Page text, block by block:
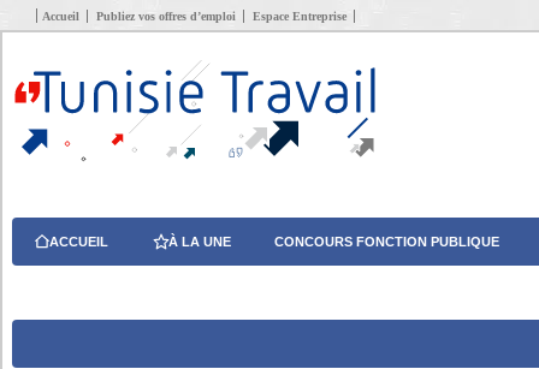
Accueil Publiez vos offres d’emploi Espace Entreprise
ACCUEIL À LA UNE CONCOURS FONCTION PUBLIQUE